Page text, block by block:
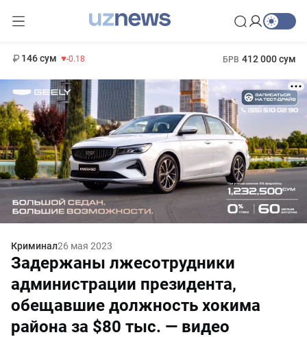
146 сум -0.18 БРВ 412 000 сум
Криминал26 мая 2023
Задержаны лжесотрудники
администрации президента,
обещавшие должность хокима
района за $80 тыс. — видео